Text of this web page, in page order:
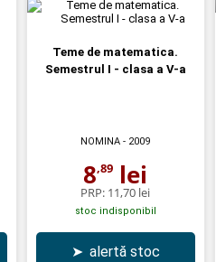
Teme de matematica.
Semestrul I - clasa a V-a
NOMINA - 2009
8,89 lei
PRP: 11,70 lei
stoc indisponibil
➤ alertă stoc